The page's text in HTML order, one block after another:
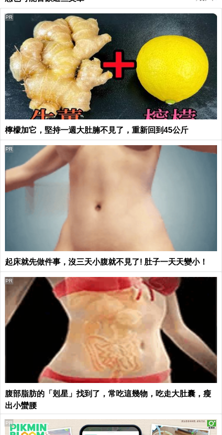
檸檬加它，堅持一週大肚腩不見了，重新回到45公斤
PR
起床就先做件事，沒三天小腹就不見了! 肚子一天天變小！
PR
腹部脂肪的「剋星」找到了，常吃這幾物，吃走大肚囊，瘦
出小蠻腰
PR
PR